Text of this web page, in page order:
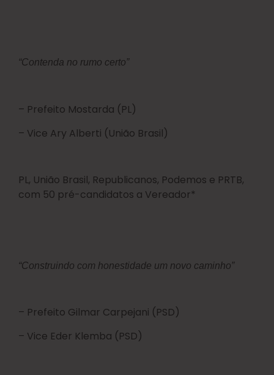
“Contenda no rumo certo”
– Prefeito Mostarda (PL)
– Vice Ary Alberti (União Brasil)
PL, União Brasil, Republicanos, Podemos e PRTB,
com 50 pré-candidatos a Vereador*
“Construindo com honestidade um novo caminho”
– Prefeito Gilmar Carpejani (PSD)
– Vice Eder Klemba (PSD)